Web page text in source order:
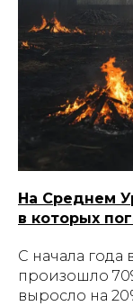
На Среднем
в которых
С начала года
произошло
выросло на